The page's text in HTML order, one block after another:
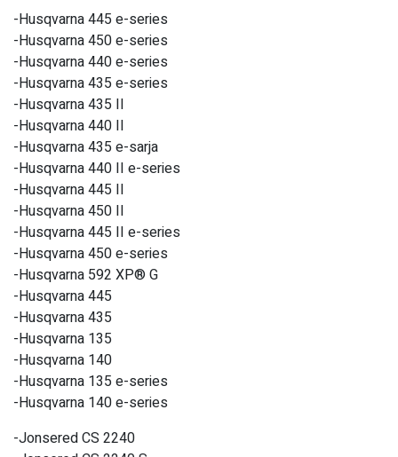
-Husqvarna 445 e-series
-Husqvarna 450 e-series
-Husqvarna 440 e-series
-Husqvarna 435 e-series
-Husqvarna 435 II
-Husqvarna 440 II
-Husqvarna 435 e-sarja
-Husqvarna 440 II e-series
-Husqvarna 445 II
-Husqvarna 450 II
-Husqvarna 445 II e-series
-Husqvarna 450 e-series
-Husqvarna 592 XP® G
-Husqvarna 445
-Husqvarna 435
-Husqvarna 135
-Husqvarna 140
-Husqvarna 135 e-series
-Husqvarna 140 e-series
-Jonsered CS 2240